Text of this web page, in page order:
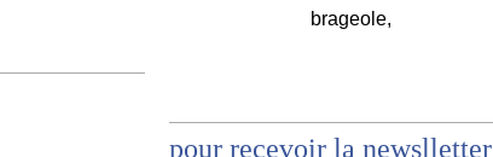
pour recevoir la newslletter